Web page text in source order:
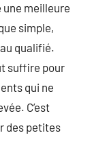
meilleure
simple,
qualifié.
suffire pour
qui ne
C’est
des petites